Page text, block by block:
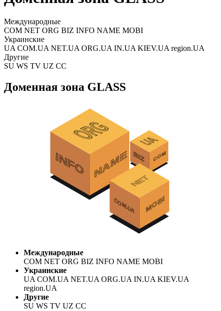
Международные
COM NET ORG BIZ INFO NAME MOBI
Украинские
UA COM.UA NET.UA ORG.UA IN.UA KIEV.UA region.UA
Другие
SU WS TV UZ CC
Доменная зона GLASS
Международные
COM NET ORG BIZ INFO NAME MOBI
Украинские
UA COM.UA NET.UA ORG.UA IN.UA KIEV.UA
region.UA
Другие
SU WS TV UZ CC